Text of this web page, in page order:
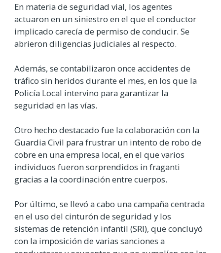
En materia de seguridad vial, los agentes
actuaron en un siniestro en el que el conductor
implicado carecía de permiso de conducir. Se
abrieron diligencias judiciales al respecto.
Además, se contabilizaron once accidentes de
tráfico sin heridos durante el mes, en los que la
Policía Local intervino para garantizar la
seguridad en las vías.
Otro hecho destacado fue la colaboración con la
Guardia Civil para frustrar un intento de robo de
cobre en una empresa local, en el que varios
individuos fueron sorprendidos in fraganti
gracias a la coordinación entre cuerpos.
Por último, se llevó a cabo una campaña centrada
en el uso del cinturón de seguridad y los
sistemas de retención infantil (SRI), que concluyó
con la imposición de varias sanciones a